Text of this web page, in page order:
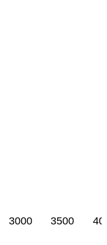
3000 3500